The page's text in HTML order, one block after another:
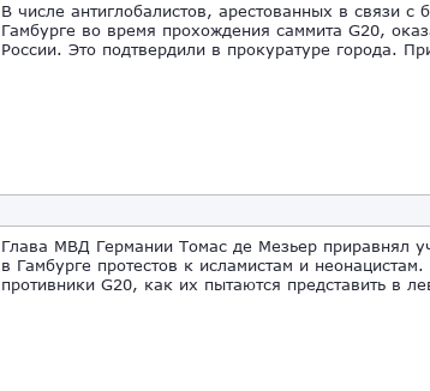
В числе антиглобалистов, арестованных в связи с
Гамбурге во время прохождения саммита G20,
России. Это подтвердили в прокуратуре города.
Глава МВД Германии Томас де Мезьер приравнял
в Гамбурге протестов к исламистам и
противники G20, как их пытаются представить в